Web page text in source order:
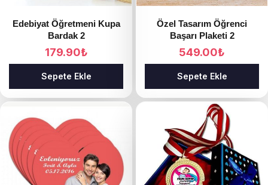
Edebiyat Öğretmeni Kupa
Bardak 2
179.90₺
Sepete Ekle
Özel Tasarım Öğrenci
Başarı Plaketi 2
549.00₺
Sepete Ekle